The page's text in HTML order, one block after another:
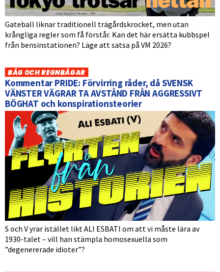
Gateball liknar traditionell trägårdskrocket, men utan
krångliga regler som få förstår. Kan det här ersätta kubbspel
från bensinstationen? Läge att satsa på VM 2026?
BÅG OCH REGNBÅGAR
Kommentar PRIDE: Förvirring råder, då SVENSK
VÄNSTER VÄGRAR TA AVSTÅND FRÅN AGGRESSIVT
BÖGHAT och konspirationsteorier
S och V yrar istället likt ALI ESBATI om att vi måste lära av
1930-talet – vill han stämpla homosexuella som
”degenererade idioter”?